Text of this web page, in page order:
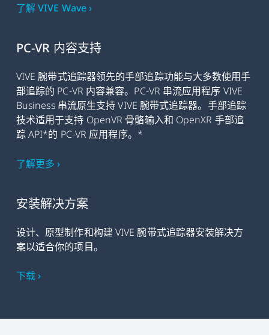
了解 VIVE Wave ›
PC-VR 内容支持
VIVE 腕带式追踪器领先的手部追踪功能与大多数使用手
部追踪的 PC-VR 内容兼容。PC-VR 串流应用程序 VIVE
Business 串流原生支持 VIVE 腕带式追踪器。手部追踪
技术适用于支持 OpenVR 骨骼输入和 OpenXR 手部追
踪 API*的 PC-VR 应用程序。*
了解更多 ›
安装解决方案
设计、原型制作和构建 VIVE 腕带式追踪器安装解决方
案以适合你的项目。
下载 ›